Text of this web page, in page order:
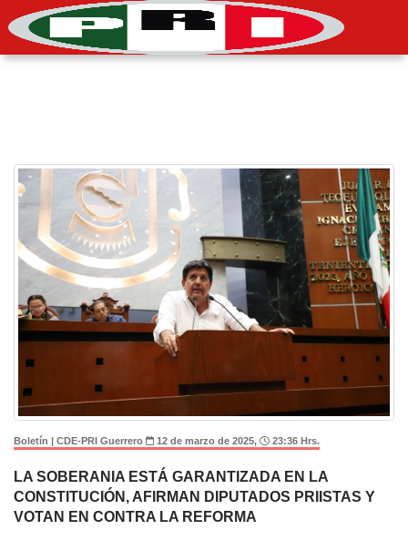
Boletín | CDE-PRI Guerrero 12 de marzo de 2025, 23:36 Hrs.
LA SOBERANIA ESTÁ GARANTIZADA EN LA
CONSTITUCIÓN, AFIRMAN DIPUTADOS PRIISTAS Y
VOTAN EN CONTRA LA REFORMA